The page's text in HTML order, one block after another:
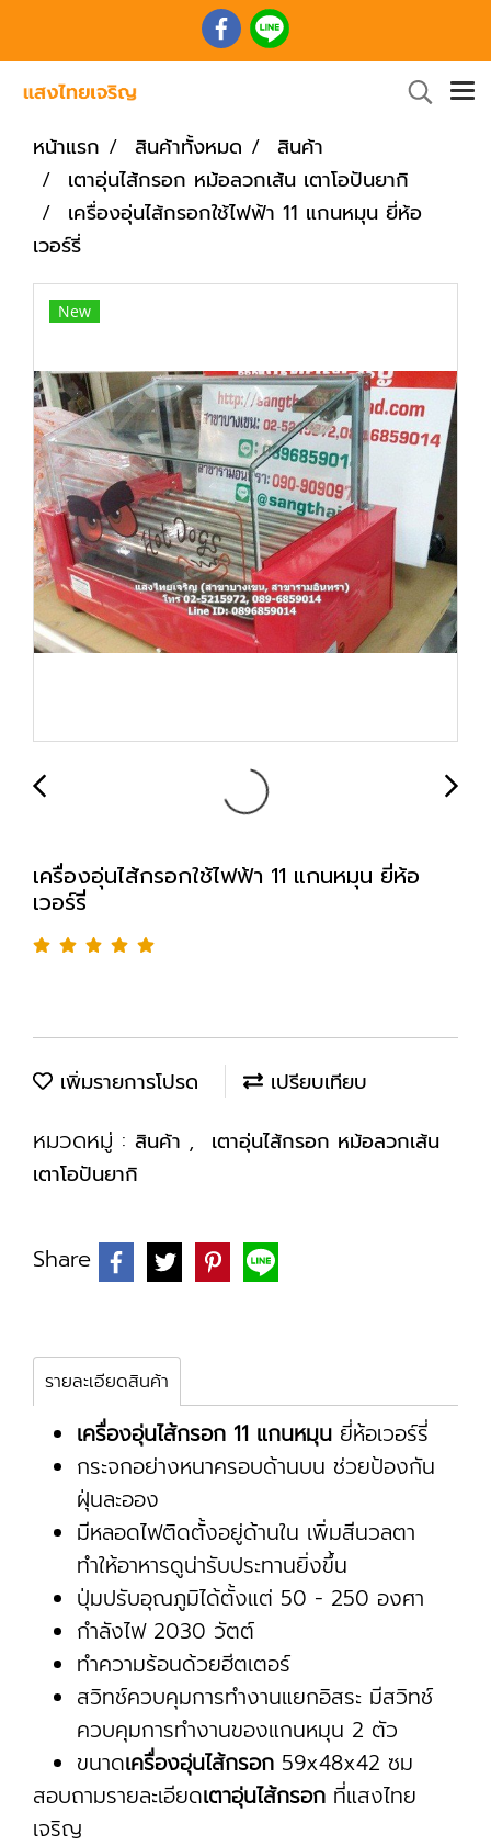
หน้าแรก สินค้าทั้งหมด
สินค้า
เตาอุ่นไส้กรอก หม้อลวกเส้น เตาโอปันยากิ
เครื่องอุ่นไส้กรอกใช้ไฟฟ้า 11 แกนหมุน ยี่ห้อ
เวอร์รี่
New
เครื่องอุ่นไส้กรอกใช้ไฟฟ้า 11 แกนหมุน ยี่ห้อ
เวอร์รี่
เพิ่มรายการโปรด เปรียบเทียบ
หมวดหมู่ : สินค้า ,
เตาอุ่นไส้กรอก หม้อลวกเส้น
เตาโอปันยากิ
Share
รายละเอียดสินค้า
เครื่องอุ่นไส้กรอก 11 แกนหมุน ยี่ห้อเวอร์รี่
กระจกอย่างหนาครอบด้านบน ช่วยป้องกัน
ฝุ่นละออง
มีหลอดไฟติดตั้งอยู่ด้านใน เพิ่มสีนวลตา
ทำให้อาหารดูน่ารับประทานยิ่งขึ้น
ปุ่มปรับอุณภูมิได้ตั้งแต่ 50 - 250 องศา
กำลังไฟ 2030 วัตต์
ทำความร้อนด้วยฮีตเตอร์
สวิทช์ควบคุมการทำงานแยกอิสระ มีสวิทช์
ควบคุมการทำงานของแกนหมุน 2 ตัว
ขนาดเครื่องอุ่นไส้กรอก 59x48x42 ซม
สอบถามรายละเอียดเตาอุ่นไส้กรอก ที่แสงไทย
เจริญ